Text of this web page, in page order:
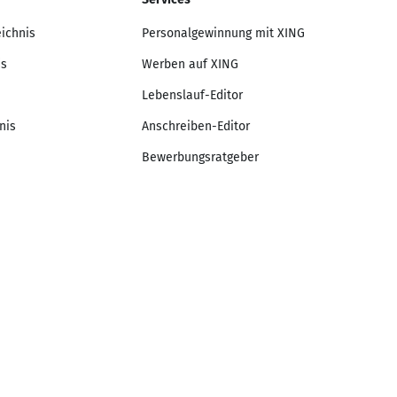
Personalgewinnung mit XING
Werben auf XING
Lebenslauf-Editor
Anschreiben-Editor
Bewerbungsratgeber